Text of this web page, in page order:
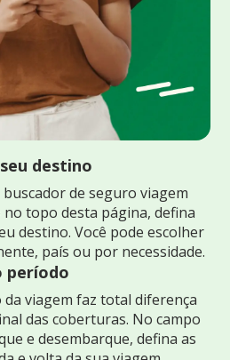
destino
de seguro viagem
no topo desta página, defina
destino. Você pode escolher
país ou por necessidade.
período
da viagem faz total diferença
das coberturas. No campo
e desembarque, defina as